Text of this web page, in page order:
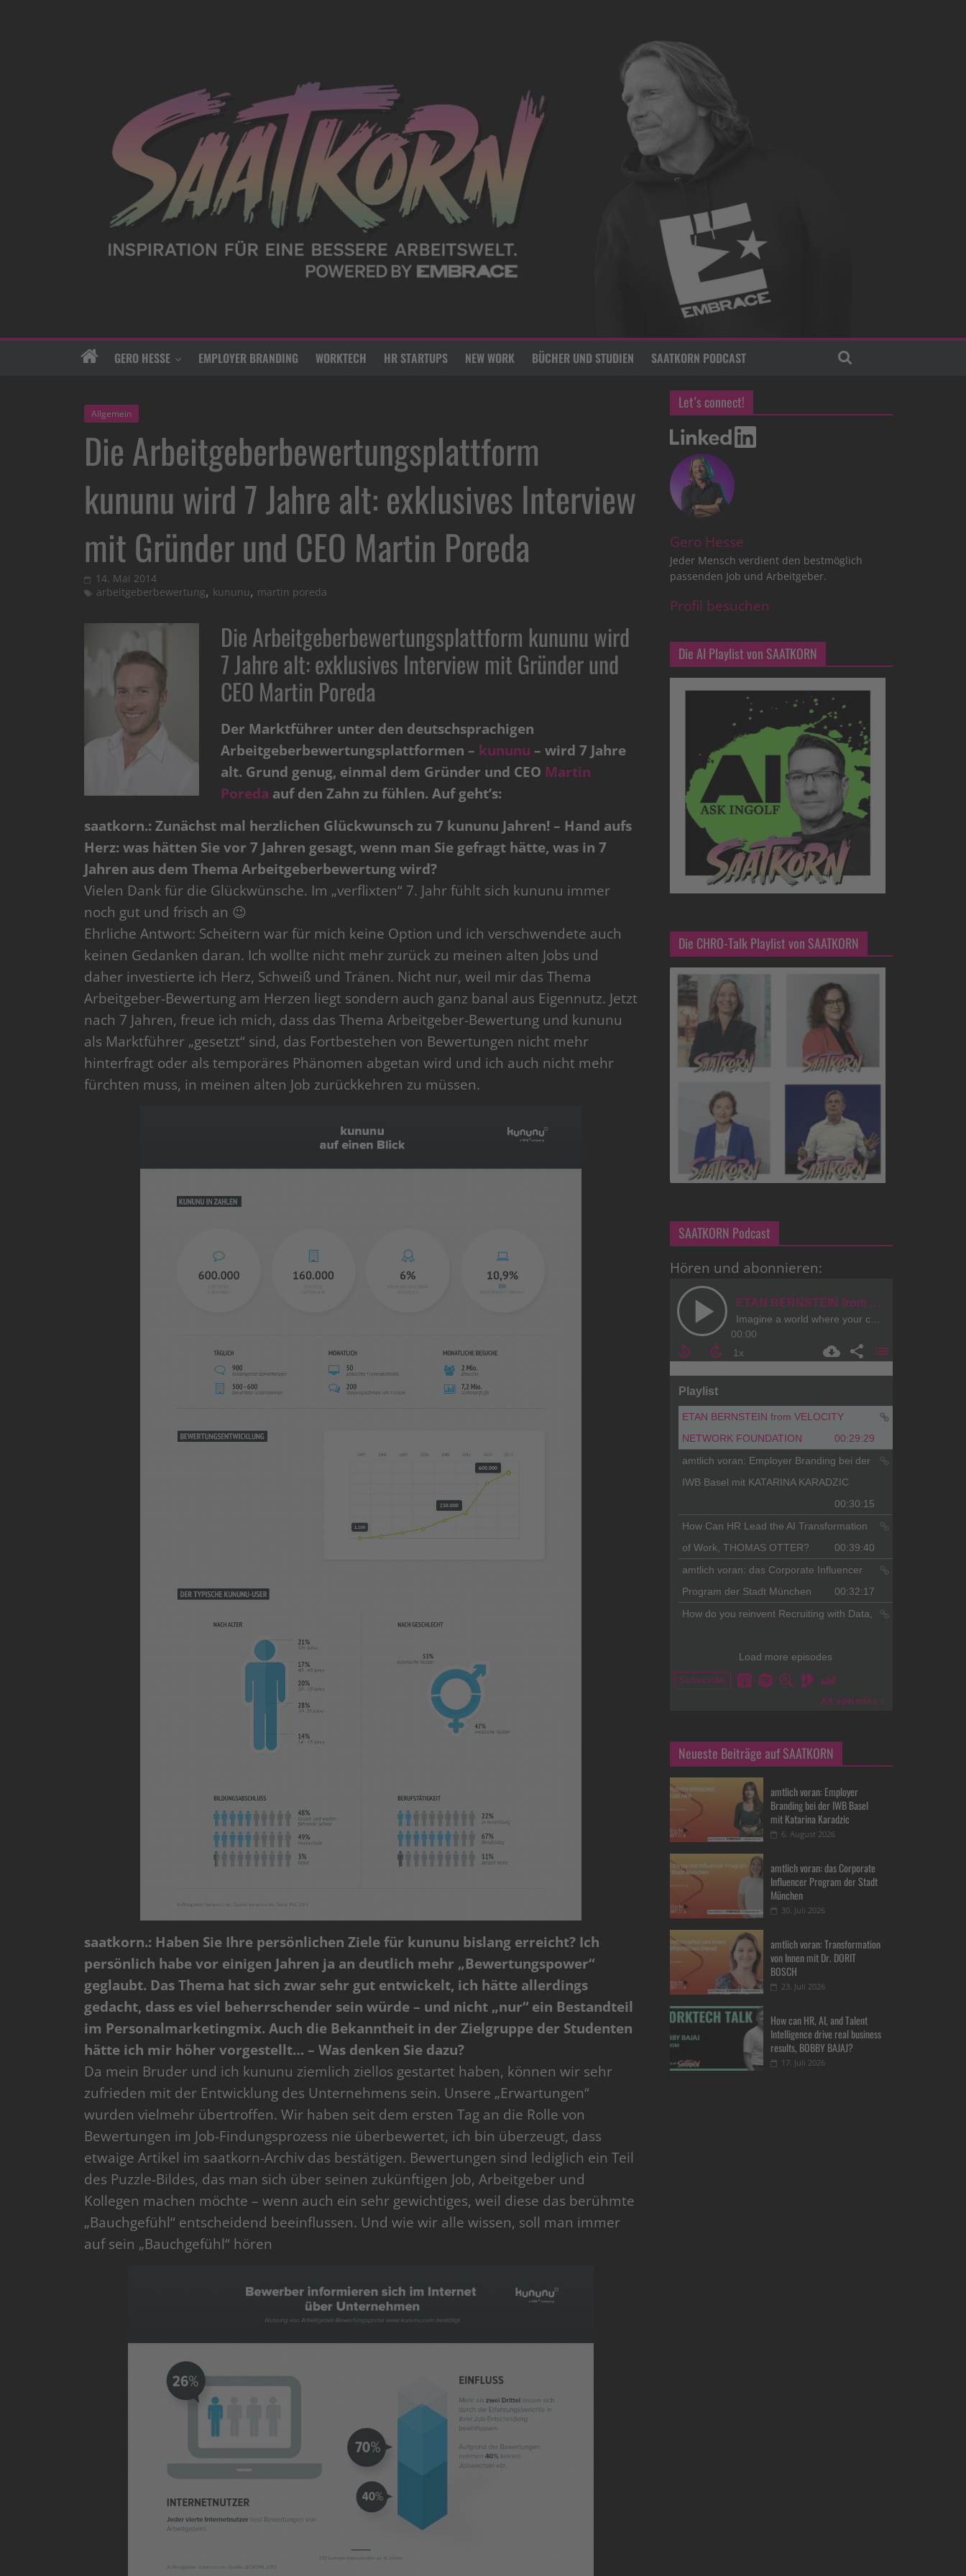
GERO HESSE EMPLOYER BRANDING WORKTECH HR STARTUPS NEW WORK BÜCHER UND STUDIEN SAATKORN PODCAST
Allgemein
Die Arbeitgeberbewertungsplattform
kununu wird 7 Jahre alt: exklusives Interview
mit Gründer und CEO Martin Poreda
14. Mai 2014
arbeitgeberbewertung, kununu, martin poreda
Die Arbeitgeberbewertungsplattform kununu wird
7 Jahre alt: exklusives Interview mit Gründer und
CEO Martin Poreda
Der Marktführer unter den deutschsprachigen
Arbeitgeberbewertungsplattformen – kununu – wird 7 Jahre
alt. Grund genug, einmal dem Gründer und CEO Martin
Poreda auf den Zahn zu fühlen. Auf geht’s:
saatkorn.: Zunächst mal herzlichen Glückwunsch zu 7 kununu Jahren! – Hand aufs
Herz: was hätten Sie vor 7 Jahren gesagt, wenn man Sie gefragt hätte, was in 7
Jahren aus dem Thema Arbeitgeberbewertung wird?
Vielen Dank für die Glückwünsche. Im „verflixten“ 7. Jahr fühlt sich kununu immer
noch gut und frisch an 😉
Ehrliche Antwort: Scheitern war für mich keine Option und ich verschwendete auch
keinen Gedanken daran. Ich wollte nicht mehr zurück zu meinen alten Jobs und
daher investierte ich Herz, Schweiß und Tränen. Nicht nur, weil mir das Thema
Arbeitgeber-Bewertung am Herzen liegt sondern auch ganz banal aus Eigennutz. Jetzt
nach 7 Jahren, freue ich mich, dass das Thema Arbeitgeber-Bewertung und kununu
als Marktführer „gesetzt“ sind, das Fortbestehen von Bewertungen nicht mehr
hinterfragt oder als temporäres Phänomen abgetan wird und ich auch nicht mehr
fürchten muss, in meinen alten Job zurückkehren zu müssen.
saatkorn.: Haben Sie Ihre persönlichen Ziele für kununu bislang erreicht? Ich
persönlich habe vor einigen Jahren ja an deutlich mehr „Bewertungspower“
geglaubt. Das Thema hat sich zwar sehr gut entwickelt, ich hätte allerdings
gedacht, dass es viel beherrschender sein würde – und nicht „nur“ ein Bestandteil
im Personalmarketingmix. Auch die Bekanntheit in der Zielgruppe der Studenten
hätte ich mir höher vorgestellt… – Was denken Sie dazu?
Da mein Bruder und ich kununu ziemlich ziellos gestartet haben, können wir sehr
zufrieden mit der Entwicklung des Unternehmens sein. Unsere „Erwartungen“
wurden vielmehr übertroffen. Wir haben seit dem ersten Tag an die Rolle von
Bewertungen im Job-Findungsprozess nie überbewertet, ich bin überzeugt, dass
etwaige Artikel im saatkorn-Archiv das bestätigen. Bewertungen sind lediglich ein Teil
des Puzzle-Bildes, das man sich über seinen zukünftigen Job, Arbeitgeber und
Kollegen machen möchte – wenn auch ein sehr gewichtiges, weil diese das berühmte
„Bauchgefühl“ entscheidend beeinflussen. Und wie wir alle wissen, soll man immer
auf sein „Bauchgefühl“ hören
Let’s connect!
Gero Hesse
Jeder Mensch verdient den bestmöglich
passenden Job und Arbeitgeber.
Profil besuchen
Die AI Playlist von SAATKORN
Die CHRO-Talk Playlist von SAATKORN
SAATKORN Podcast
Hören und abonnieren:
Neueste Beiträge auf SAATKORN
amtlich voran: Employer
Branding bei der IWB Basel
mit Katarina Karadzic
6. August 2026
amtlich voran: das Corporate
Influencer Program der Stadt
München
30. Juli 2026
amtlich voran: Transformation
von Innen mit Dr. DORIT
BOSCH
23. Juli 2026
How can HR, AI, and Talent
Intelligence drive real business
results, BOBBY BAJAJ?
17. Juli 2026